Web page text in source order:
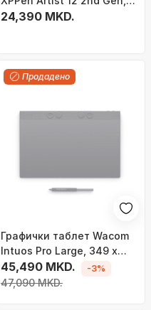
12", 8 копчиња за
24,390 MKD.
Продадено
Графички таблет Wacom
Intuos Pro Large, 349 x
195mm, USB Bluetooth, црн
45,490 MKD.
47,090 MKD.
-3%